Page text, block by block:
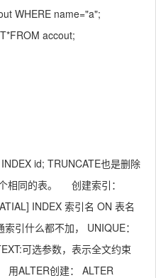
WHERE name="a";
accout;
id; TRUNCATE也是删除
相同的表。 创建索引：
INDEX 索引名 ON 表名
引什么都不加， UNIQUE：
可选参数，表示全文约束
用ALTER创建： ALTER